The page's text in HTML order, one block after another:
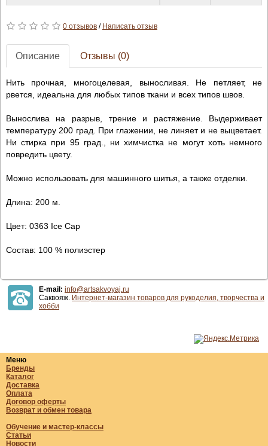
0 отзывов/ Написать отзыв
Описание Отзывы (0)
Нить прочная, многоцелевая, выносливая. Не петляет, не
рвется, идеальна для любых типов ткани и всех типов швов.
Вынослива на разрыв, трение и растяжение. Выдерживает
температуру 200 град. При глажении, не линяет и не выцветает.
Ни стирка при 95 град., ни химчистка не могут хоть немного
повредить цвету.
Можно использовать для машинного шитья, а также отделки.
Длина: 200 м.
Цвет: 0363 Ice Cap
Состав: 100 % полиэстер
E-mail: info@artsakvoyaj.ru
Саквояж. Интернет-магазин товаров для рукоделия, творчества и
хобби
Меню
Бренды
Каталог
Доставка
Оплата
Договор оферты
Возврат и обмен товара
Обучение и мастер-классы
Статьи
Новости